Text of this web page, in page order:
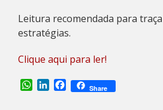
Leitura recomendada para
estratégias.
Clique aqui para ler!
WhatsApp
LinkedInFacebook
Share